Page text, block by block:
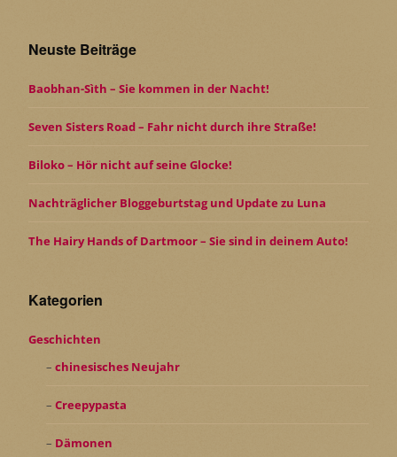
Neuste Beiträge
Baobhan-Sìth – Sie kommen in der Nacht!
Seven Sisters Road – Fahr nicht durch ihre Straße!
Biloko – Hör nicht auf seine Glocke!
Nachträglicher Bloggeburtstag und Update zu Luna
The Hairy Hands of Dartmoor – Sie sind in deinem Auto!
Kategorien
Geschichten
chinesisches Neujahr
Creepypasta
Dämonen